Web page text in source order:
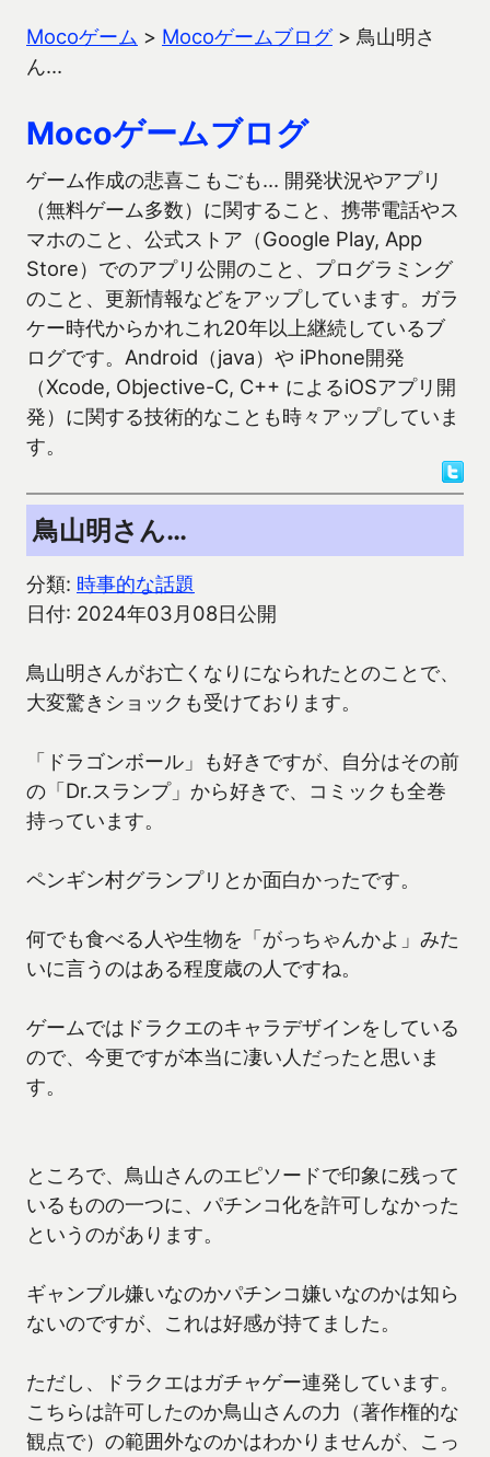
Mocoゲーム > Mocoゲームブログ> 鳥山明さ
ん…
Mocoゲームブログ
ゲーム作成の悲喜こもごも… 開発状況やアプリ
（無料ゲーム多数）に関すること、携帯電話やス
マホのこと、公式ストア（Google Play, App
Store）でのアプリ公開のこと、プログラミング
のこと、更新情報などをアップしています。ガラ
ケー時代からかれこれ20年以上継続しているブ
ログです。Android（java）や iPhone開発
（Xcode, Objective-C, C++ によるiOSアプリ開
発）に関する技術的なことも時々アップしていま
す。
鳥山明さん…
分類: 時事的な話題
日付: 2024年03月08日公開
鳥山明さんがお亡くなりになられたとのことで、
大変驚きショックも受けております。
「ドラゴンボール」も好きですが、自分はその前
の「Dr.スランプ」から好きで、コミックも全巻
持っています。
ペンギン村グランプリとか面白かったです。
何でも食べる人や生物を「がっちゃんかよ」みた
いに言うのはある程度歳の人ですね。
ゲームではドラクエのキャラデザインをしている
ので、今更ですが本当に凄い人だったと思いま
す。
ところで、鳥山さんのエピソードで印象に残って
いるものの一つに、パチンコ化を許可しなかった
というのがあります。
ギャンブル嫌いなのかパチンコ嫌いなのかは知ら
ないのですが、これは好感が持てました。
ただし、ドラクエはガチャゲー連発しています。
こちらは許可したのか鳥山さんの力（著作権的な
観点で）の範囲外なのかはわかりませんが、こっ